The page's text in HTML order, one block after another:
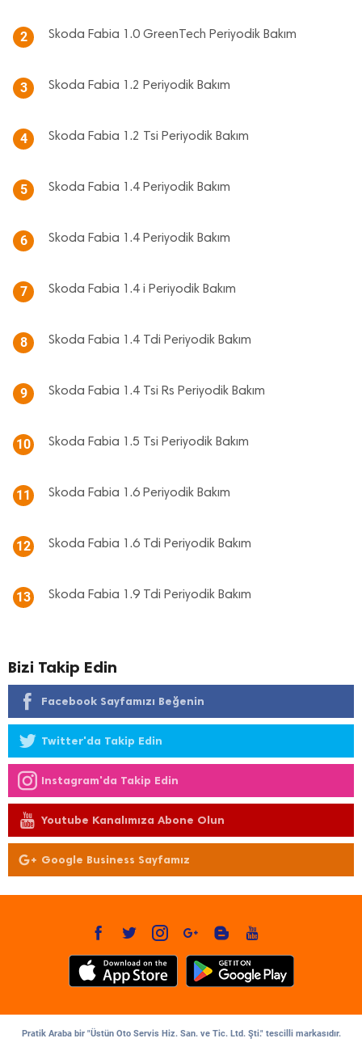
2 Skoda Fabia 1.0 GreenTech Periyodik Bakım
3 Skoda Fabia 1.2 Periyodik Bakım
4 Skoda Fabia 1.2 Tsi Periyodik Bakım
5 Skoda Fabia 1.4 Periyodik Bakım
6 Skoda Fabia 1.4 Periyodik Bakım
7 Skoda Fabia 1.4 i Periyodik Bakım
8 Skoda Fabia 1.4 Tdi Periyodik Bakım
9 Skoda Fabia 1.4 Tsi Rs Periyodik Bakım
10 Skoda Fabia 1.5 Tsi Periyodik Bakım
11 Skoda Fabia 1.6 Periyodik Bakım
12 Skoda Fabia 1.6 Tdi Periyodik Bakım
13 Skoda Fabia 1.9 Tdi Periyodik Bakım
Bizi Takip Edin
Facebook Sayfamızı Beğenin
Twitter'da Takip Edin
Instagram'da Takip Edin
Youtube Kanalımıza Abone Olun
Google Business Sayfamız
Pratik Araba bir "Üstün Oto Servis Hiz. San. ve Tic. Ltd. Şti." tescilli markasıdır.